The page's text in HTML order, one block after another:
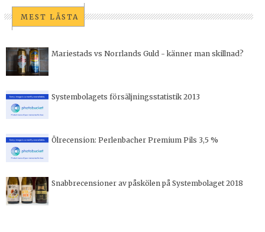
MEST LÄSTA
Mariestads vs Norrlands Guld - känner man skillnad?
Systembolagets försäljningsstatistik 2013
Ölrecension: Perlenbacher Premium Pils 3,5 %
Snabbrecensioner av påskölen på Systembolaget 2018